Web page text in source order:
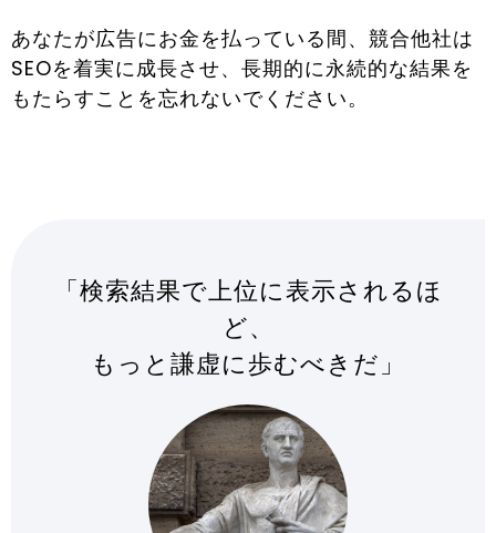
あなたが広告にお金を払っている間、競合他社は
SEOを着実に成長させ、長期的に永続的な結果を
もたらすことを忘れないでください。
「検索結果で上位に表示されるほ
ど、
もっと謙虚に歩むべきだ」